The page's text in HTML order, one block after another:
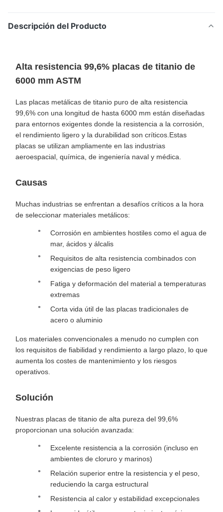
Descripción del Producto
Alta resistencia 99,6% placas de titanio de
6000 mm ASTM
Las placas metálicas de titanio puro de alta resistencia
99,6% con una longitud de hasta 6000 mm están diseñadas
para entornos exigentes donde la resistencia a la corrosión,
el rendimiento ligero y la durabilidad son críticos.Estas
placas se utilizan ampliamente en las industrias
aeroespacial, química, de ingeniería naval y médica.
Causas
Muchas industrias se enfrentan a desafíos críticos a la hora
de seleccionar materiales metálicos:
Corrosión en ambientes hostiles como el agua de
mar, ácidos y álcalis
Requisitos de alta resistencia combinados con
exigencias de peso ligero
Fatiga y deformación del material a temperaturas
extremas
Corta vida útil de las placas tradicionales de
acero o aluminio
Los materiales convencionales a menudo no cumplen con
los requisitos de fiabilidad y rendimiento a largo plazo, lo que
aumenta los costes de mantenimiento y los riesgos
operativos.
Solución
Nuestras placas de titanio de alta pureza del 99,6%
proporcionan una solución avanzada:
Excelente resistencia a la corrosión (incluso en
ambientes de cloruro y marinos)
Relación superior entre la resistencia y el peso,
reduciendo la carga estructural
Resistencia al calor y estabilidad excepcionales